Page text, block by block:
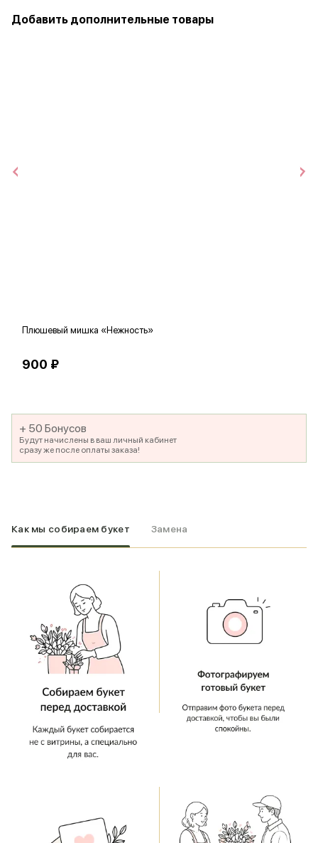
Добавить дополнительные товары
Плюшевый мишка «Нежность»
900 ₽
+ 50 Бонусов
Будут начислены в ваш личный кабинет
сразу же после оплаты заказа!
Как мы собираем букет Замена